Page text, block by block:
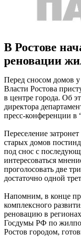
В Ростове
реновации
Перед сносом домов у
Власти Ростова
в центре города. Об
директора
пресс-конференции
Переселение
старых домов
под снос с
интересоваться
проголосовать две
достаточно одной
Напомним, в конце
комплексного
реновацию в
Госдумы РФ по
Ростов городом,